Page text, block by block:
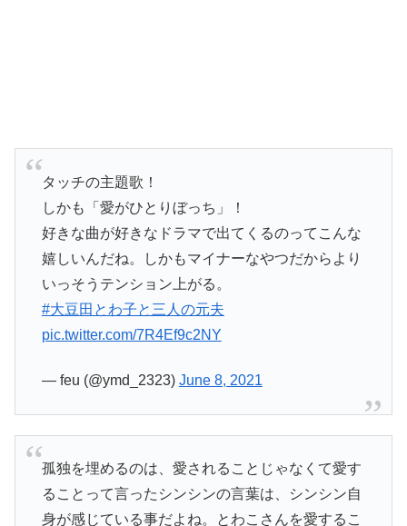
タッチの主題歌！
しかも「愛がひとりぼっち」！
好きな曲が好きなドラマで出てくるのってこんな
嬉しいんだね。しかもマイナーなやつだからより
いっそうテンション上がる。
#大豆田とわ子と三人の元夫
pic.twitter.com/7R4Ef9c2NY
— feu (@ymd_2323) June 8, 2021
孤独を埋めるのは、愛されることじゃなくて愛す
ることって言ったシンシンの言葉は、シンシン自
身が感じている事だよね。とわこさんを愛するこ